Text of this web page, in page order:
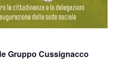
Gruppo Cussignacco